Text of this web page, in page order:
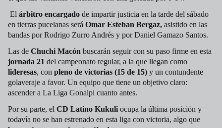
El árbitro encargado de impartir justicia en la tarde del sábado
en tierras pucelanas será Omar Esteban Bergaz, asistido en las
bandas por Rodrigo Zurro Andrés y por Daniel Gamazo Santos.
Las de Chuchi Macón buscarán seguir con su paso firme en esta
jornada 21 del campeonato regular, a la que llegan como
lideresas, con pleno de victorias (15 de 15) y un contundente
golaveraje a favor. Un equipo que tiene un objetivo claro:
ascender a La Liga Gonalpi cuanto antes.
Por su parte, el CD Latino Kukuli ocupa la última posición y
todavía no se han estrenado en esta liga con victoria, algo que